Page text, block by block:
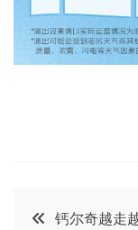
文
钙尔奇越走